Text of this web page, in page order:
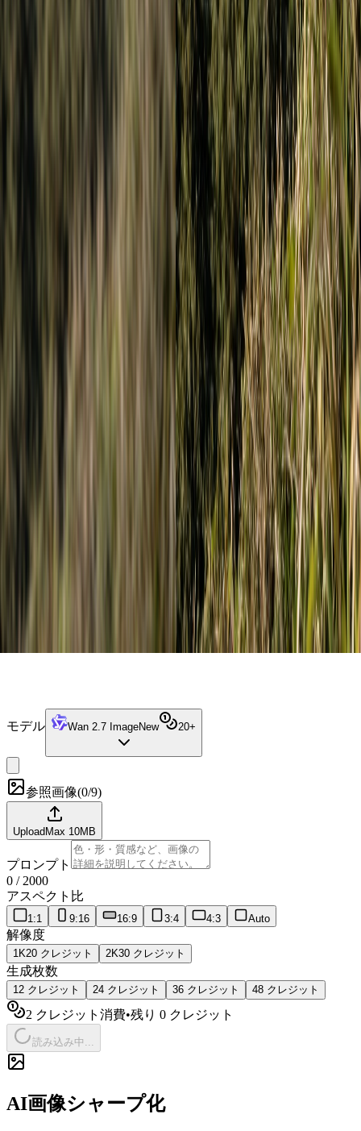
モデル Wan 2.7 ImageNew 20+
参照画像(0/9)
Upload Max 10MB
プロンプト
0 / 2000
アスペクト比
1:1 9:16 16:9 3:4 4:3 Auto
解像度
1K20 クレジット 2K30 クレジット
生成枚数
12 クレジット 24 クレジット 36 クレジット 48 クレジット
2 クレジット消費•残り 0 クレジット
読み込み中...
AI画像シャープ化